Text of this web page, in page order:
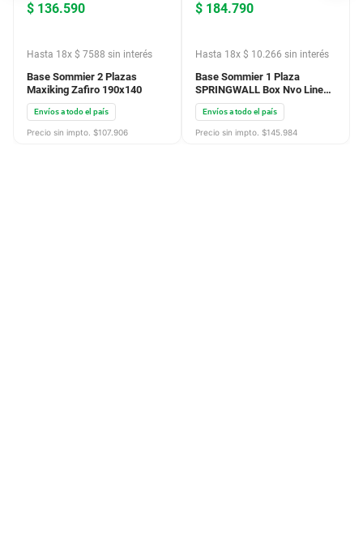
$ 136.590
Hasta 18x $ 7588 sin interés
Base Sommier 2 Plazas
Maxiking Zafiro 190x140
Envíos a todo el país
Precio sin impto. $107.906
$ 184.790
Hasta 18x $ 10.266 sin interés
Base Sommier 1 Plaza
SPRINGWALL Box Nvo Linea
90X200X24
Envíos a todo el país
Precio sin impto. $145.984